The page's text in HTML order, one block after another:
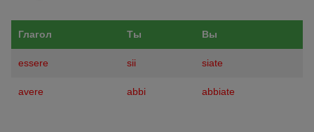
Глагол Ты Вы
essere sii siate
avere abbi abbiate